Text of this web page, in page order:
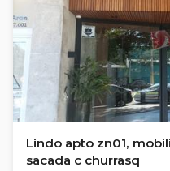
Lindo apto zn01,
sacada c churrasq